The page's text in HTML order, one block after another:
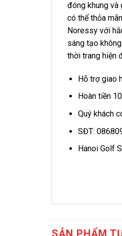
đóng khung và
có thể thỏa
Noressy với
sáng tạo
thời trang hiện
Hỗ trợ giao
Hoàn tiền
Quý khách
SĐT:
Hanoi Golf
SẢN PHẨM